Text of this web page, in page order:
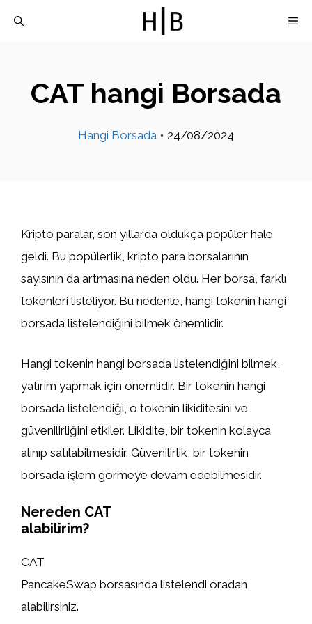
CAT hangi Borsada
Hangi Borsada • 24/08/2024
Kripto paralar, son yıllarda oldukça popüler hale
geldi. Bu popülerlik, kripto para borsalarının
sayısının da artmasına neden oldu. Her borsa, farklı
tokenleri listeliyor. Bu nedenle, hangi tokenin hangi
borsada listelendiğini bilmek önemlidir.
Hangi tokenin hangi borsada listelendiğini bilmek,
yatırım yapmak için önemlidir. Bir tokenin hangi
borsada listelendiği, o tokenin likiditesini ve
güvenilirliğini etkiler. Likidite, bir tokenin kolayca
alınıp satılabilmesidir. Güvenilirlik, bir tokenin
borsada işlem görmeye devam edebilmesidir.
Nereden CAT
alabilirim?
CAT
PancakeSwap borsasında listelendi oradan
alabilirsiniz.